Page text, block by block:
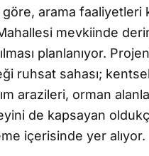
göre, arama faaliyetleri
mevkiinde
planlanıyor.
ruhsat sahası;
arazileri, orman
de kapsayan
içerisinde yer alıyor.